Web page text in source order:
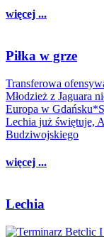
więcej ...
Piłka w grze
Transferowa
Młodzież z Jaguara
Europa w
Lechia już świętuje,
Budziwojskiego
więcej ...
Lechia